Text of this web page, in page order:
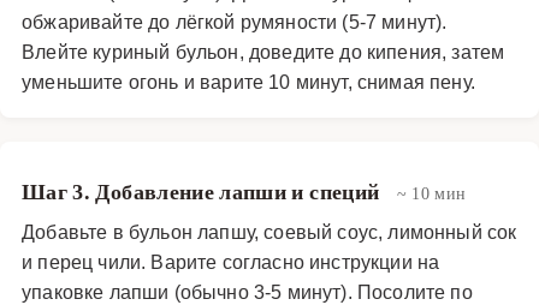
обжаривайте до лёгкой румяности (5-7 минут).
Влейте куриный бульон, доведите до кипения, затем
уменьшите огонь и варите 10 минут, снимая пену.
Шаг 3. Добавление лапши и специй ~ 10 мин
Добавьте в бульон лапшу, соевый соус, лимонный сок
и перец чили. Варите согласно инструкции на
упаковке лапши (обычно 3-5 минут). Посолите по